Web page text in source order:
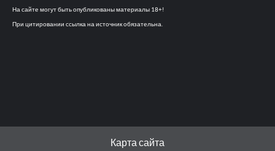
На сайте могут быть опубликованы материалы 18+!
При цитировании ссылка на источник обязательна.
Карта сайта